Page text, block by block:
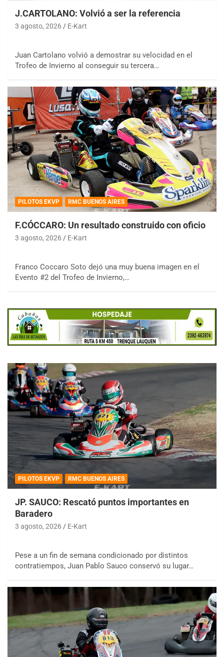
J.CARTOLANO: Volvió a ser la referencia
3 agosto, 2026 E-Kart
Juan Cartolano volvió a demostrar su velocidad en el
Trofeo de Invierno al conseguir su tercera…
PILOTOS EKVP RMC BUENOS AIRES
F.CÓCCARO: Un resultado construido con oficio
3 agosto, 2026 E-Kart
Franco Coccaro Soto dejó una muy buena imagen en el
Evento #2 del Trofeo de Invierno,…
PILOTOS EKVP RMC BUENOS AIRES
JP. SAUCO: Rescató puntos importantes en
Baradero
3 agosto, 2026 E-Kart
Pese a un fin de semana condicionado por distintos
contratiempos, Juan Pablo Sauco conservó su lugar…